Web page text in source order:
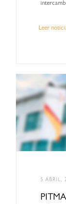
Leer
5 ABRIL,